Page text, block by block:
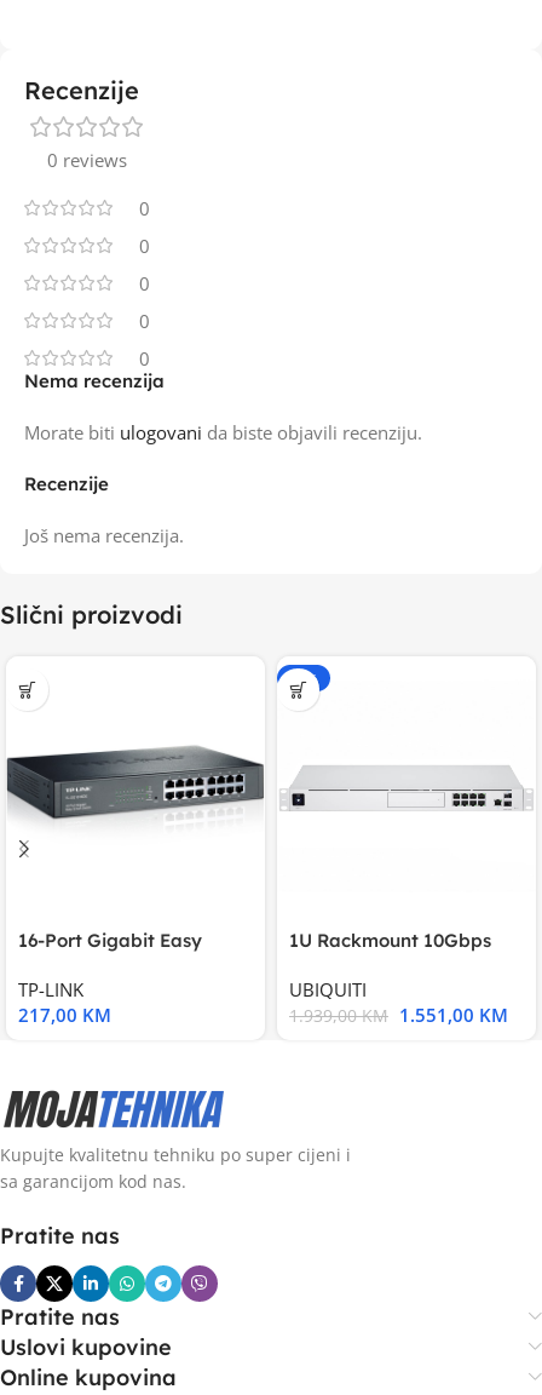
Recenzije
0 reviews
0
0
0
0
0
Recenzije
Još nema recenzija.
Nema recenzija
Morate biti ulogovani da biste objavili recenziju.
Slični proizvodi
16-Port Gigabit Easy
TP-LINK
217,00 KM
-20%
1U Rackmount 10Gbps
UBIQUITI
1.939,00KM 1.551,00 KM
Kupujte kvalitetnu tehniku po super cijeni i
sa garancijom kod nas.
Pratite nas
Pratite nas
Uslovi kupovine
Online kupovina